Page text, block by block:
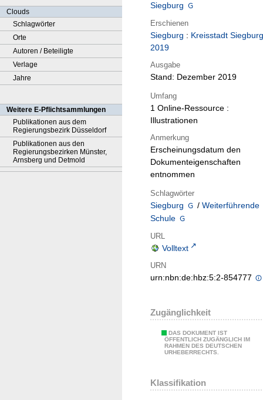
Clouds
Schlagwörter
Orte
Autoren / Beteiligte
Verlage
Jahre
Weitere E-Pflichtsammlungen
Publikationen aus dem
Regierungsbezirk Düsseldorf
Publikationen aus den
Regierungsbezirken Münster,
Arnsberg und Detmold
Siegburg
Erschienen
Siegburg : Kreisstadt Siegburg
2019
Ausgabe
Stand: Dezember 2019
Umfang
1 Online-Ressource :
Illustrationen
Anmerkung
Erscheinungsdatum den
Dokumenteigenschaften
entnommen
Schlagwörter
Siegburg / Weiterführende
Schule
URL
Volltext
URN
urn:nbn:de:hbz:5:2-854777
Zugänglichkeit
DAS DOKUMENT IST
ÖFFENTLICH ZUGÄNGLICH IM
RAHMEN DES DEUTSCHEN
URHEBERRECHTS.
Klassifikation